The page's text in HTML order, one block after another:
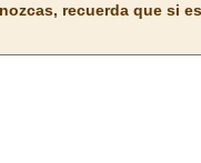
recuerda que si